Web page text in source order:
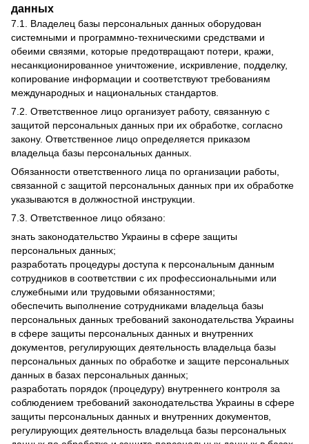
данных
7.1. Владелец базы персональных данных оборудован
системными и программно-техническими средствами и
обеими связями, которые предотвращают потери, кражи,
несанкционированное уничтожение, искривление, подделку,
копирование информации и соответствуют требованиям
международных и национальных стандартов.
7.2. Ответственное лицо организует работу, связанную с
защитой персональных данных при их обработке, согласно
закону. Ответственное лицо определяется приказом
владельца базы персональных данных.
Обязанности ответственного лица по организации работы,
связанной с защитой персональных данных при их обработке
указываются в должностной инструкции.
7.3. Ответственное лицо обязано:
знать законодательство Украины в сфере защиты
персональных данных;
разработать процедуры доступа к персональным данным
сотрудников в соответствии с их профессиональными или
служебными или трудовыми обязанностями;
обеспечить выполнение сотрудниками владельца базы
персональных данных требований законодательства Украины
в сфере защиты персональных данных и внутренних
документов, регулирующих деятельность владельца базы
персональных данных по обработке и защите персональных
данных в базах персональных данных;
разработать порядок (процедуру) внутреннего контроля за
соблюдением требований законодательства Украины в сфере
защиты персональных данных и внутренних документов,
регулирующих деятельность владельца базы персональных